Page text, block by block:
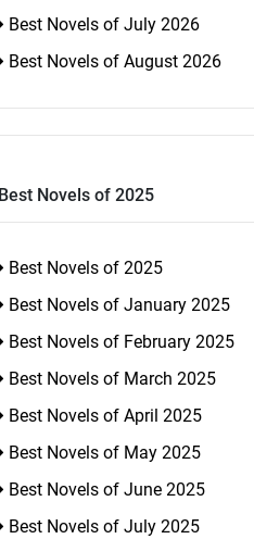
Best Novels of July 2026
Best Novels of August 2026
Best Novels of 2025
Best Novels of 2025
Best Novels of January 2025
Best Novels of February 2025
Best Novels of March 2025
Best Novels of April 2025
Best Novels of May 2025
Best Novels of June 2025
Best Novels of July 2025